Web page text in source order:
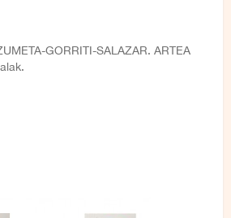
GORRITI-SALAZAR. ARTEA